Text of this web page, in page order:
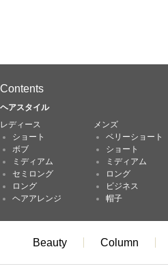
Contents
ヘアスタイル
レディース
ショート
ボブ
ミディアム
セミロング
ロング
ヘアアレンジ
メンズ
ベリーショート
ショート
ミディアム
ロング
ビジネス
帽子
Beauty Column